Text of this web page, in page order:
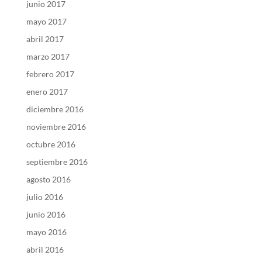
junio 2017
mayo 2017
abril 2017
marzo 2017
febrero 2017
enero 2017
diciembre 2016
noviembre 2016
octubre 2016
septiembre 2016
agosto 2016
julio 2016
junio 2016
mayo 2016
abril 2016